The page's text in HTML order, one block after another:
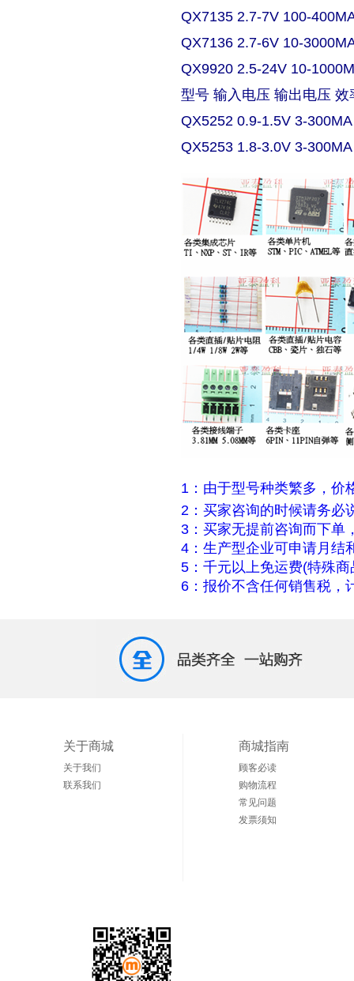
QX7135 2.7-7V 100-
QX7136 2.7-6V 10-
QX9920 2.5-24V 10-
型号 输入电压 输出电压 效
QX5252 0.9-1.5V 3-
QX5253 1.8-3.0V 3-
1：由于型号种类繁多，价
2：买家咨询的时候请务必
3：买家无提前咨询而下单
4：生产型企业可申请月结
5：千元以上免运费(特殊
6：报价不含任何销售税，
关于商城
关于我们
联系我们
商城指南
顾客必读
购物流程
常见问题
发票须知